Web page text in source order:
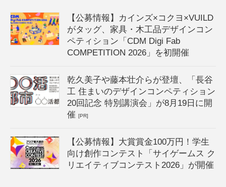
【公募情報】カインズ×コクヨ×VUILD
がタッグ、家具・木工品デザインコン
ペティション「CDM Digi Fab
COMPETITION 2026」を初開催
乾久美子や藤本壮介らが登壇、「長谷
工 住まいのデザインコンペティション
20回記念 特別講演会」が8月19日に開
催[PR]
【公募情報】大賞賞金100万円！学生
向け創作コンテスト「サイゲームス ク
リエイティブコンテスト2026」が開催